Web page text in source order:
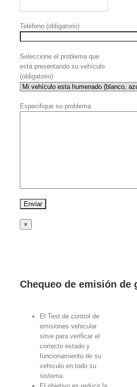
Teléfono (obligatorio)
Seleccione el problema que
está presentando su vehículo
(obligatorio)
Especifique su problema
×
Chequeo de emisión de
El Test de control de
emisiones vehicular
sirve para verificar el
correcto estado y
funcionamiento de su
vehículo en todo su
sistema.